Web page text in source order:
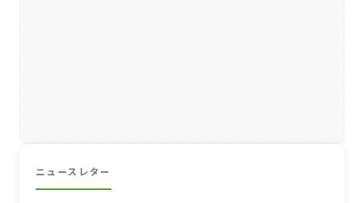
ニュースレター